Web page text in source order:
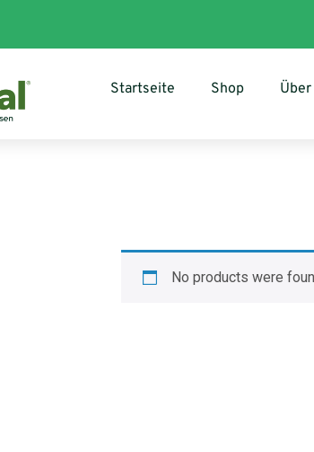
Startseite Shop
No products were